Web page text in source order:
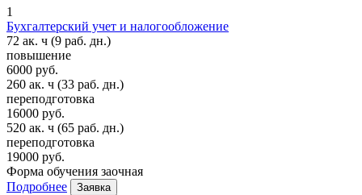
1
Бухгалтерский учет и налогообложение
72 ак. ч (9 раб. дн.)
повышение
6000 руб.
260 ак. ч (33 раб. дн.)
переподготовка
16000 руб.
520 ак. ч (65 раб. дн.)
переподготовка
19000 руб.
Форма обучения заочная
Подробнее
Заявка